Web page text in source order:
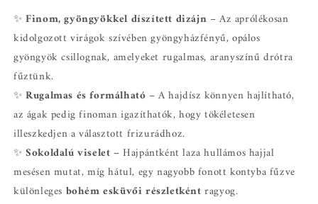
✨Finom, gyöngyökkel díszített dizájn – Az aprólékosan
kidolgozott virágok szívében gyöngyházfényű, opálos
gyöngyök csillognak, amelyeket rugalmas, aranyszínű drótra
fűztünk.
✨Rugalmas és formálható – A hajdísz könnyen hajlítható,
az ágak pedig finoman igazíthatók, hogy tökéletesen
illeszkedjen a választott frizurádhoz.
✨Sokoldalú viselet – Hajpántként laza hullámos hajjal
mesésen mutat, míg hátul, egy nagyobb fonott kontyba fűzve
különleges bohém esküvői részletkéntragyog.